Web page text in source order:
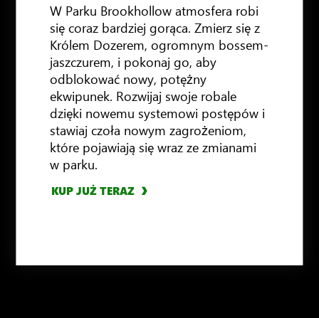
W Parku Brookhollow atmosfera robi
się coraz bardziej gorąca. Zmierz się z
Królem Dozerem, ogromnym bossem-
jaszczurem, i pokonaj go, aby
odblokować nowy, potężny
ekwipunek. Rozwijaj swoje robale
dzięki nowemu systemowi postępów i
stawiaj czoła nowym zagrożeniom,
które pojawiają się wraz ze zmianami
w parku.
KUP JUŻ TERAZ
KUP JUŻ TERAZ
KUP JUŻ TERAZ